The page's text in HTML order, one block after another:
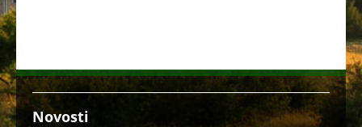
Novosti